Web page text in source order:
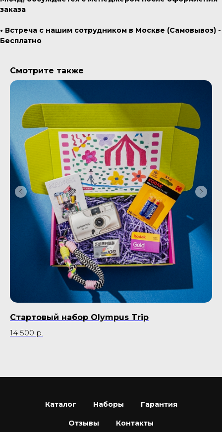
заказа
• Встреча с нашим сотрудником в Москве (Самовывоз) -
Бесплатно
Смотрите также
Стартовый набор Olympus Trip
14 500 р.
Каталог Наборы Гарантия
Отзывы Контакты